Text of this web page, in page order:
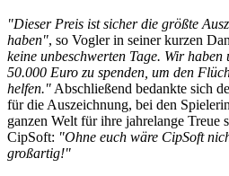
"Dieser Preis ist sicher die größte
haben", so Vogler in seiner kurzen
keine unbeschwerten Tage. Wir haben
50.000 Euro zu spenden, um den
helfen." Abschließend bedankte sich
für die Auszeichnung, bei den
ganzen Welt für ihre jahrelange Treue
CipSoft: "Ohne euch wäre CipSoft
großartig!"